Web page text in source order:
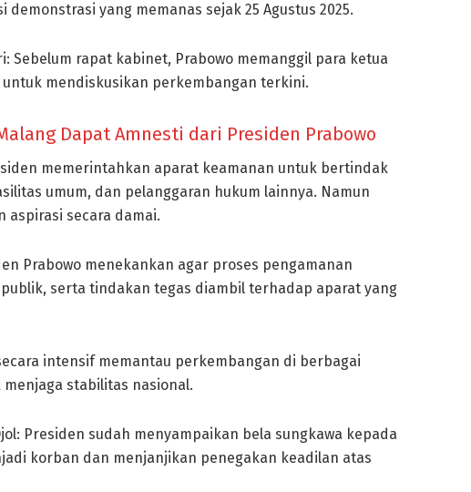
yang memanas sejak 25 Agustus 2025.
Sebelum rapat kabinet, Prabowo memanggil para ketua
mendiskusikan perkembangan terkini.
Dapat Amnesti dari Presiden Prabowo
memerintahkan aparat keamanan untuk bertindak
umum, dan pelanggaran hukum lainnya. Namun
aspirasi secara damai.
Prabowo menekankan agar proses pengamanan
serta tindakan tegas diambil terhadap aparat yang
intensif memantau perkembangan di berbagai
stabilitas nasional.
Presiden sudah menyampaikan bela sungkawa kepada
korban dan menjanjikan penegakan keadilan atas